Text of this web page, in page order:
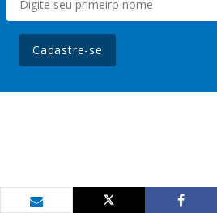
Cadastre-se